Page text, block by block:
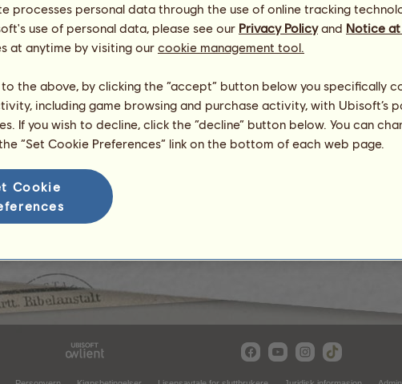
Ørkenland
processes personal data through the use of online tracking
use of personal data, please see our Privacy Policyand Notice
at anytime by visiting our cookie management tool.
the above, by clicking the “accept” button below you specifically
including game browsing and purchase activity, with Ubisoft’s
If you wish to decline, click the “decline” button below. You can
“Set Cookie Preferences” link on the bottom of each web page.
Cookie